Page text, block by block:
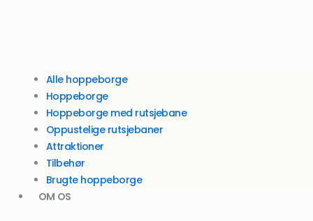
Alle hoppeborge
Hoppeborge
Hoppeborge med rutsjebane
Oppustelige rutsjebaner
Attraktioner
Tilbehør
Brugte hoppeborge
OM OS